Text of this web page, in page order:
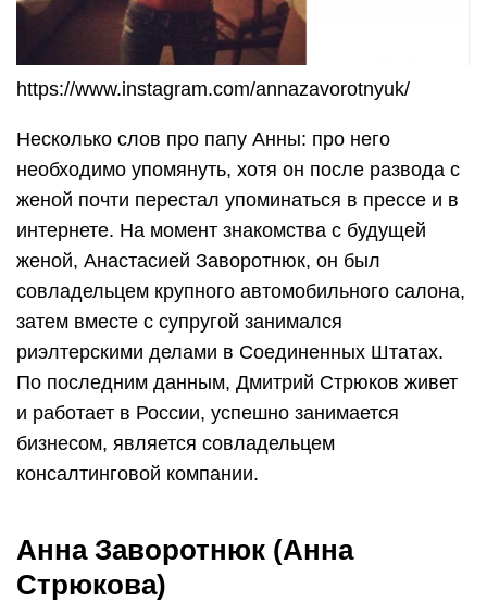
https://www.instagram.com/annazavorotnyuk/
Несколько слов про папу Анны: про него
необходимо упомянуть, хотя он после развода с
женой почти перестал упоминаться в прессе и в
интернете. На момент знакомства с будущей
женой, Анастасией Заворотнюк, он был
совладельцем крупного автомобильного салона,
затем вместе с супругой занимался
риэлтерскими делами в Соединенных Штатах.
По последним данным, Дмитрий Стрюков живет
и работает в России, успешно занимается
бизнесом, является совладельцем
консалтинговой компании.
Анна Заворотнюк (Анна
Стрюкова)